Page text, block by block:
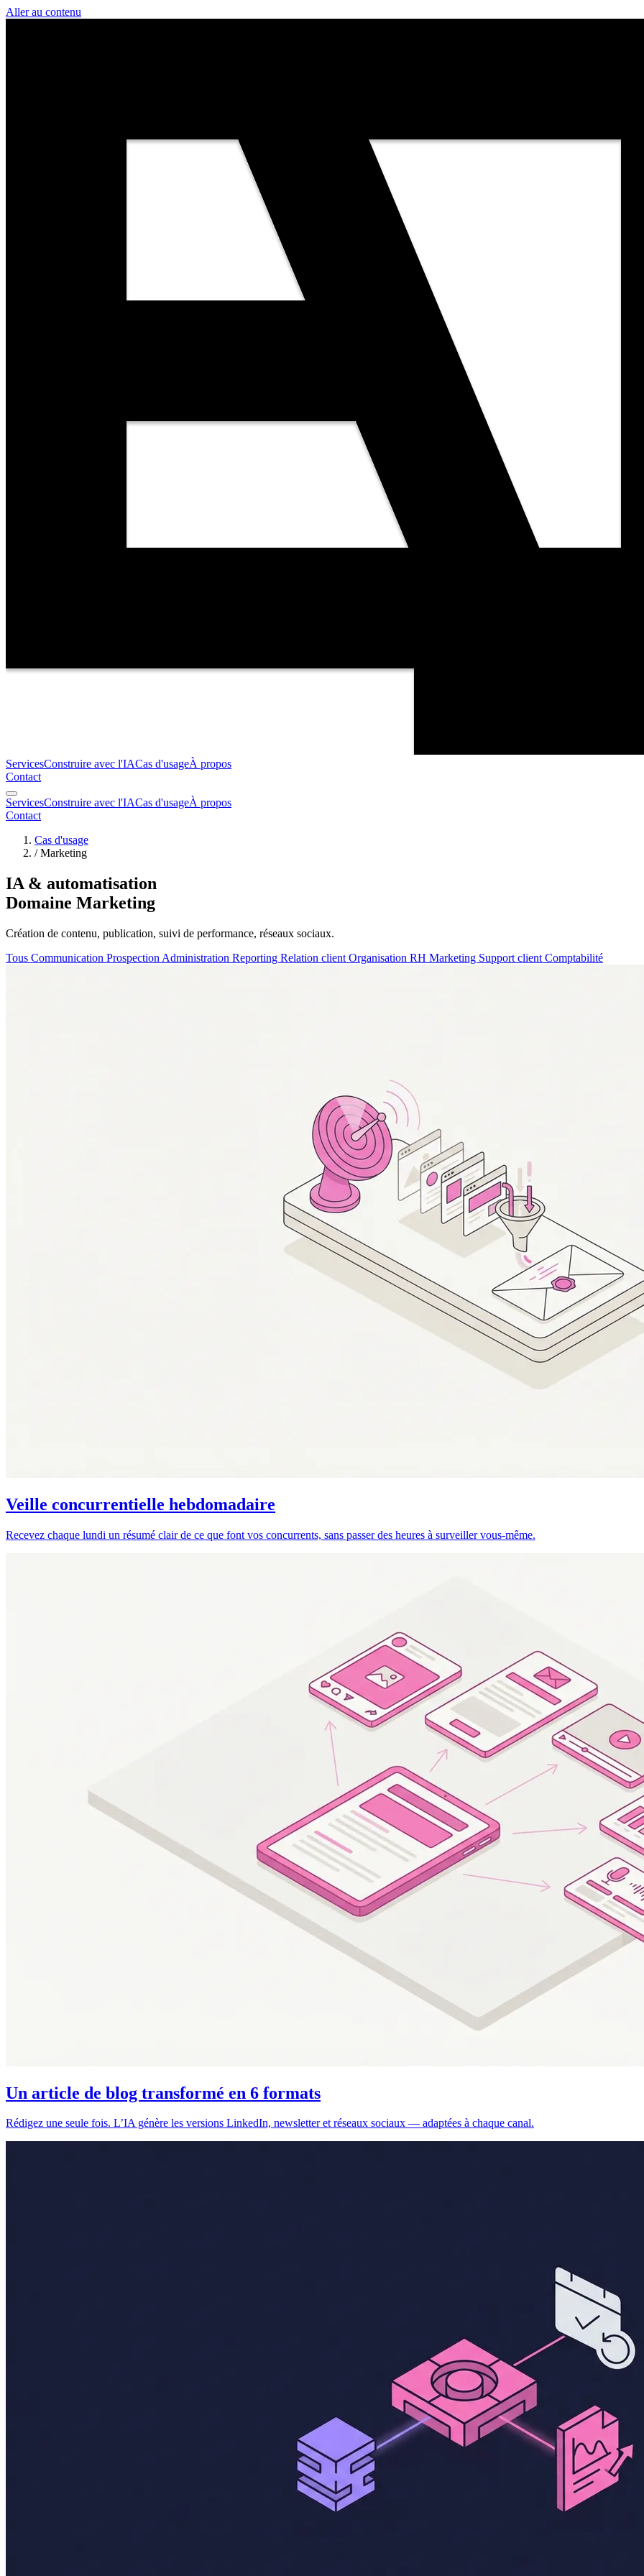
Aller au contenu
ServicesConstruire avec l'IACas d'usageÀ propos
Contact
ServicesConstruire avec l'IACas d'usageÀ propos
Contact
Cas d'usage
/Marketing
IA & automatisation
Domaine Marketing
Création de contenu, publication, suivi de performance, réseaux sociaux.
Tous Communication Prospection Administration Reporting Relation client Organisation RH Marketing Support client Comptabilité
Veille concurrentielle hebdomadaire
Recevez chaque lundi un résumé clair de ce que font vos concurrents, sans passer des heures à surveiller vous-même.
Un article de blog transformé en 6 formats
Rédigez une seule fois. L’IA génère les versions LinkedIn, newsletter et réseaux sociaux — adaptées à chaque canal.